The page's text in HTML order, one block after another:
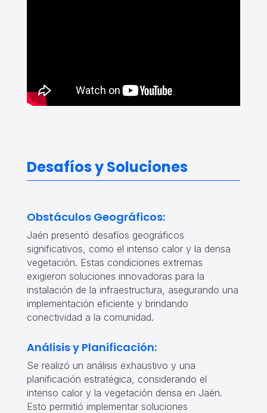
Desafíos y Soluciones
Obstáculos Geográficos:
Jaén presentó desafíos geográficos
significativos, como el intenso calor y la densa
vegetación. Estas condiciones extremas
exigieron soluciones innovadoras para la
instalación de la infraestructura, asegurando una
implementación eficiente y brindando
conectividad a la comunidad.
Análisis y Planificación:
Se realizó un análisis exhaustivo y una
planificación estratégica, considerando el
intenso calor y la vegetación densa en Jaén.
Esto permitió implementar soluciones